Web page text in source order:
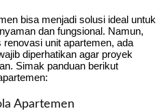
bisa menjadi solusi ideal untuk
dan fungsional. Namun,
unit apartemen, ada
diperhatikan agar proyek
Simak panduan berikut
Apartemen